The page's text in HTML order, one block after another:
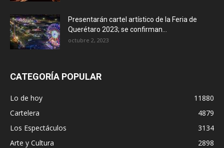
Presentarán cartel artístico de la Feria de
Querétaro 2023; se confirman...
octubre 2, 2023
CATEGORÍA POPULAR
Lo de hoy
11880
Cartelera
4879
Los Espectáculos
3134
Arte y Cultura
2898